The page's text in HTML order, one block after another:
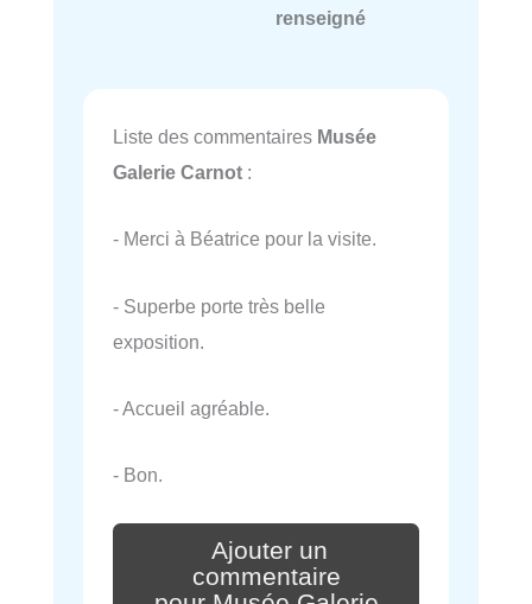
renseigné
Liste des commentaires Musée
Galerie Carnot :
- Merci à Béatrice pour la visite.
- Superbe porte très belle
exposition.
- Accueil agréable.
- Bon.
Ajouter un
commentaire